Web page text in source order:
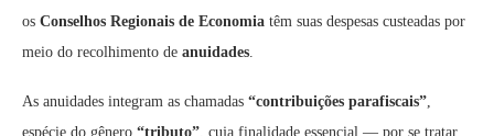
os Conselhos Regionais de Economia têm suas despesas custeadas por
meio do recolhimento de anuidades.
As anuidades integram as chamadas “contribuições parafiscais”,
espécie do gênero “tributo”, cuja finalidade essencial — por se tratar